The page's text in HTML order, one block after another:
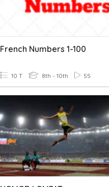
French Numbers 1-100
10 T 8th - 10th 55